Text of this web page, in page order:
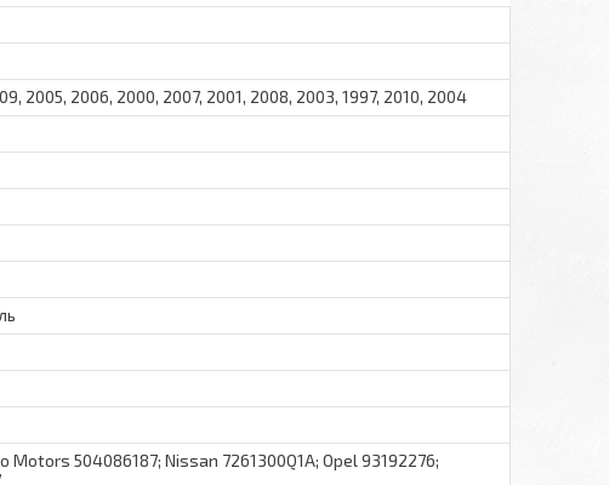
2005, 2006, 2000, 2007, 2001, 2008, 2003, 1997, 2010, 2004
Motors 504086187; Nissan 7261300Q1A; Opel 93192276;